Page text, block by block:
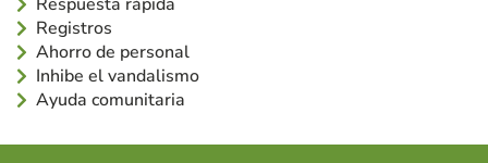
Registros
Ahorro de personal
Inhibe el vandalismo
Ayuda comunitaria